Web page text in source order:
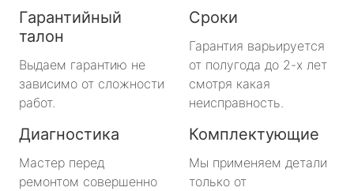
Гарантийный
талон
Выдаем гарантию не
зависимо от сложности
работ.
Сроки
Гарантия варьируется
от полугода до 2-х лет
смотря какая
неисправность.
Диагностика
Мастер перед
ремонтом совершенно
Комплектующие
Мы применяем детали
только от